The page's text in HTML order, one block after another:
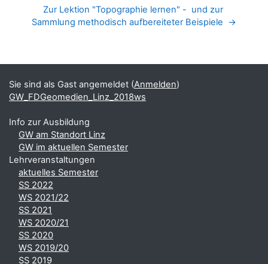
Zur Lektion "Topographie lernen" -  und zur
Sammlung methodisch aufbereiteter Beispiele  →
Ergänzungsblöcke
Sie sind als Gast angemeldet (Anmelden)
GW_FDGeomedien_Linz_2018ws
Info zur Ausbildung
GW am Standort Linz
GW im aktuellen Semester
Lehrveranstaltungen
aktuelles Semester
SS 2022
WS 2021/22
SS 2021
WS 2020/21
SS 2020
WS 2019/20
SS 2019